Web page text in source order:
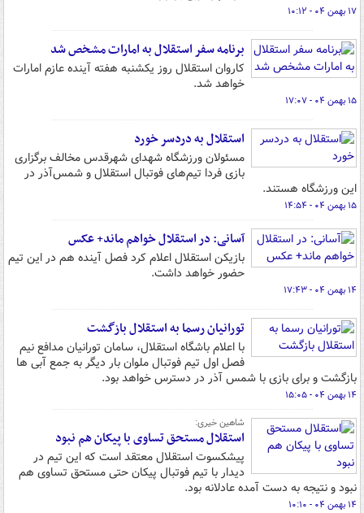
۱۷ بهمن ۰۴ - ۱۰:۱۲
برنامه سفر استقلال به امارات مشخص شد
کاروان استقلال روز یکشنبه هفته آینده عازم امارات
خواهد شد.
۱۵ بهمن ۰۴ - ۱۷:۰۷
استقلال به دردسر خورد
مسئولان ورزشگاه شهدای شهرقدس مخالف برگزاری
بازی فردا تیم‌های فوتبال استقلال و شمس‌آذر در
این ورزشگاه هستند.
۱۵ بهمن ۰۴ - ۱۴:۵۴
آسانی: در استقلال خواهم ماند+ عکس
بازیکن استقلال اعلام کرد فصل آینده هم در این تیم
حضور خواهد داشت.
۱۴ بهمن ۰۴ - ۱۷:۴۳
تورانیان رسما به استقلال بازگشت
با اعلام باشگاه استقلال، سامان تورانیان مدافع نیم
فصل اول تیم فوتبال ملوان بار دیگر به جمع آبی ها
بازگشت و برای بازی با شمس آذر در دسترس خواهد بود.
۱۴ بهمن ۰۴ - ۱۵:۰۵
شاهین خیری:
استقلال مستحق تساوی با پیکان هم نبود
پیشکسوت استقلال معتقد است که این تیم در
دیدار با تیم فوتبال پیکان حتی مستحق تساوی هم
نبود و نتیجه به دست آمده عادلانه بود.
۱۴ بهمن ۰۴ - ۱۰:۱۰